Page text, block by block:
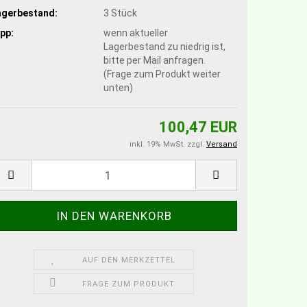
3 Stück
wenn aktueller
Lagerbestand zu niedrig ist,
bitte per Mail anfragen.
(Frage zum Produkt weiter
unten)
100,47 EUR
inkl. 19% MwSt. zzgl. Versand
AUF DEN MERKZETTEL
FRAGE ZUM PRODUKT